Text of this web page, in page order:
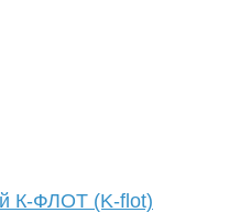
К-ФЛОТ (K-flot)